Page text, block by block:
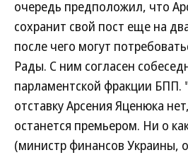
очередь предположил, что
сохранит свой пост еще на
после чего могут
Рады. С ним согласен
парламентской фракции БПП.
отставку Арсения Яценюка
останется премьером. Ни о
(министр финансов Украины,